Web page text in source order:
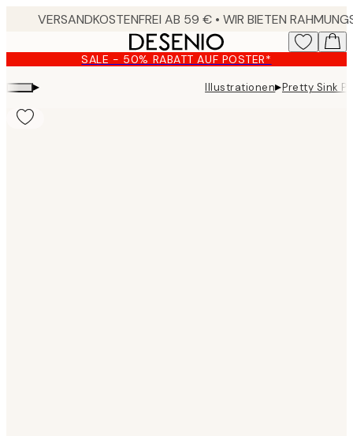
content.
SALE - 50% RABATT AUF POSTER*
▸ Illustrationen▸Pretty Sink